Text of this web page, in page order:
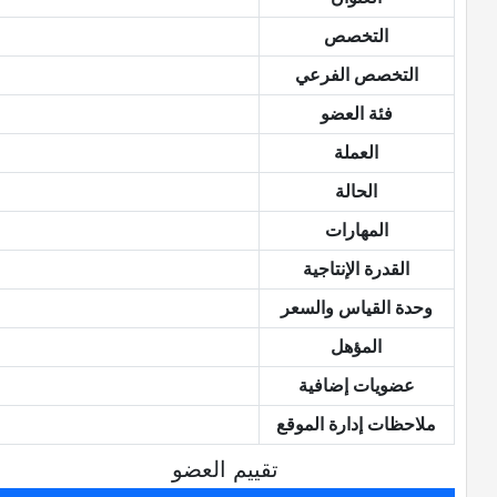
التخصص
التخصص الفرعي
فئة العضو
العملة
الحالة
المهارات
القدرة الإنتاجية
وحدة القياس والسعر
المؤهل
عضويات إضافية
ملاحظات إدارة الموقع
تقييم العضو